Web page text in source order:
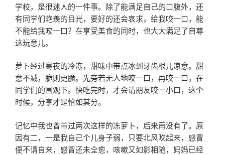
学校，是很迷人的一件事。除了能满足自己的口腹外，还
有同学们艳羡的目光，要好的还会哀求，给我咬一口，能
不能给我咬一口？在享受美食的同时，也大大满足了自尊
这玩意儿。
萝卜经过寒夜的冷冻，甜味中带点冰到牙齿根儿凉意。甜
意不减，脆则更脆。先旁若无人地咬一口，再咬一口，在
同学们的围观下。快吃完时，才会请朋友咬一小口，这个
时候，分享才是恰如其分。
记忆中我也曾带过两次这样的冻萝卜，后来再没有了。原
因有二，一是我自己个儿身子弱，只要北风吹起来，感冒
便不请自来，感冒还未全愈，咳嗽又如影相随，妈妈已经